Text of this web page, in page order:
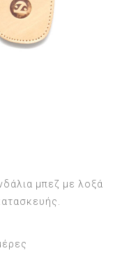
μπεζ με λοξά